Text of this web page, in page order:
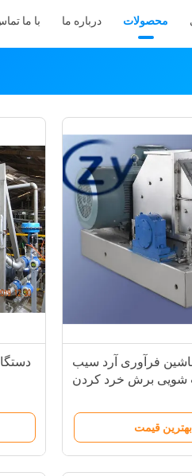
محصولات درباره ما با ما
ماشین فرآوری آرد سیب
شویی برش خرد کردن
بهترین قیمت